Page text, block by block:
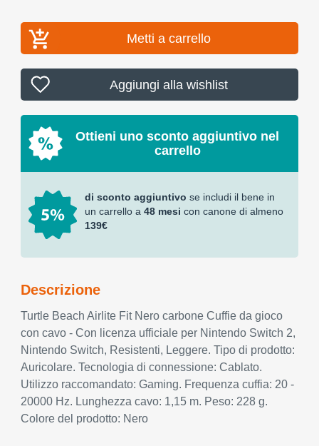
Metti a carrello
Aggiungi alla wishlist
Ottieni uno sconto aggiuntivo nel
carrello
di sconto aggiuntivo se includi il bene in
un carrello a 48 mesi con canone di almeno
139€
Descrizione
Turtle Beach Airlite Fit Nero carbone Cuffie da gioco
con cavo - Con licenza ufficiale per Nintendo Switch 2,
Nintendo Switch, Resistenti, Leggere. Tipo di prodotto:
Auricolare. Tecnologia di connessione: Cablato.
Utilizzo raccomandato: Gaming. Frequenza cuffia: 20 -
20000 Hz. Lunghezza cavo: 1,15 m. Peso: 228 g.
Colore del prodotto: Nero